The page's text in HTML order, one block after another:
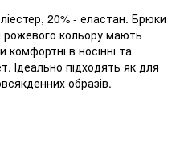
20% - еластан. Брюки
кольору мають
в носінні та
Ідеально підходять як для
образів.